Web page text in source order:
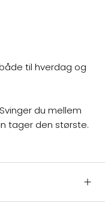
til hverdag og
du mellem
tager den største.